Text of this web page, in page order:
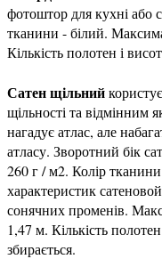
фотоштор для кухні або
тканини - білий.
Кількість полотен і
Сатен щільний
щільності та відмінним
нагадує атлас, але
атласу. Зворотний бік
260 г / м2. Колір
характеристик
сонячних променів.
1,47 м. Кількість
збирається.